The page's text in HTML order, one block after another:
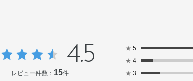
4.5
レビュー件数： 15件
★ 5
★ 4
★ 3